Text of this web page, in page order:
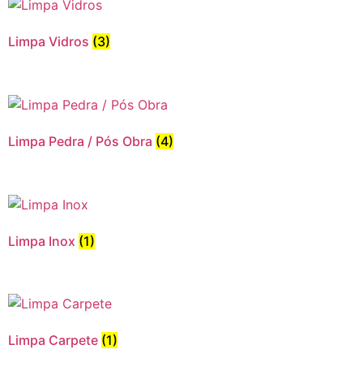
Limpa Vidros (3)
Limpa Pedra / Pós Obra (4)
Limpa Inox (1)
Limpa Carpete (1)